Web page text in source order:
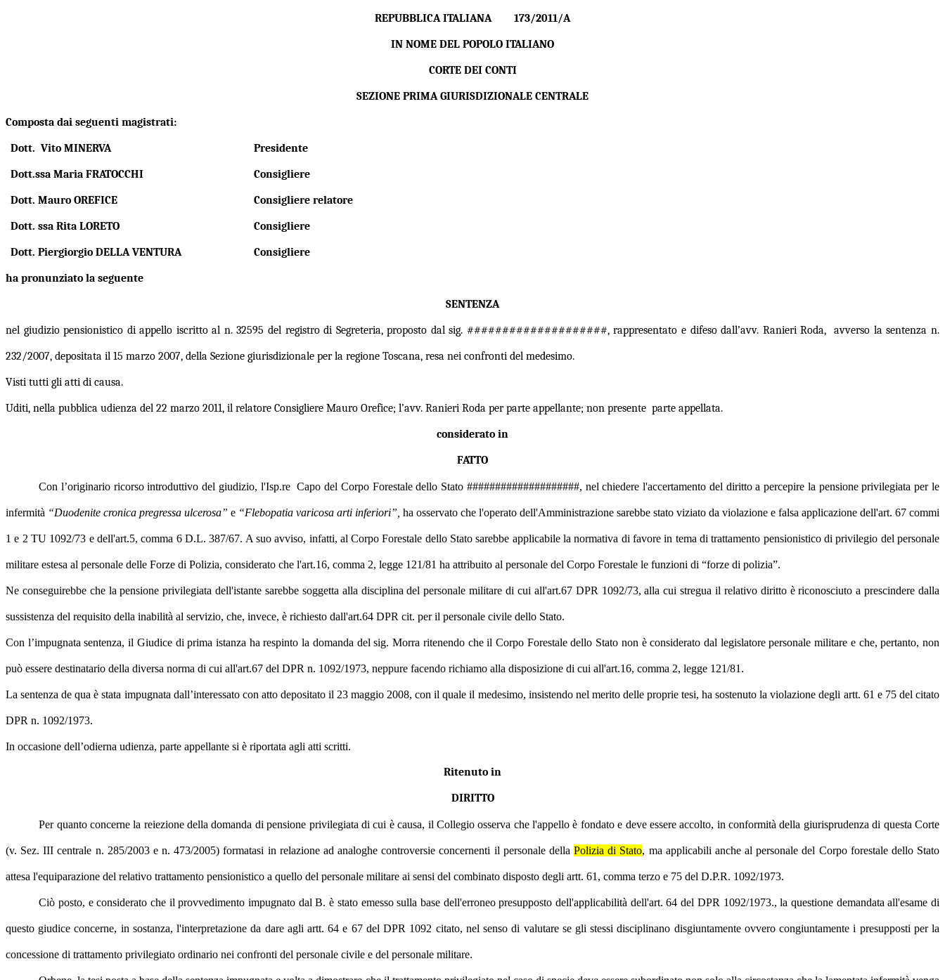
REPUBBLICA ITALIANA 173/2011/A
IN NOME DEL POPOLO ITALIANO
CORTE DEI CONTI
SEZIONE PRIMA GIURISDIZIONALE CENTRALE
Composta dai seguenti magistrati:
Dott. Vito MINERVA Presidente
Dott.ssa Maria FRATOCCHI Consigliere
Dott. Mauro OREFICE Consigliere relatore
Dott. ssa Rita LORETO Consigliere
Dott. Piergiorgio DELLA VENTURA Consigliere
ha pronunziato la seguente
SENTENZA
nel giudizio pensionistico di appello iscritto al n. 32595 del registro di Segreteria, proposto dal sig. ####################, rappresentato e difeso dall’avv. Ranieri Roda, avverso la sentenza n.
232/2007, depositata il 15 marzo 2007, della Sezione giurisdizionale per la regione Toscana, resa nei confronti del medesimo.
Visti tutti gli atti di causa.
Uditi, nella pubblica udienza del 22 marzo 2011, il relatore Consigliere Mauro Orefice; l’avv. Ranieri Roda per parte appellante; non presente parte appellata.
considerato in
FATTO
Con l’originario ricorso introduttivo del giudizio, l'Isp.re Capo del Corpo Forestale dello Stato ####################, nel chiedere l'accertamento del diritto a percepire la pensione privilegiata per le
infermità “Duodenite cronica pregressa ulcerosa” e “Flebopatia varicosa arti inferiori”, ha osservato che l'operato dell'Amministrazione sarebbe stato viziato da violazione e falsa applicazione dell'art. 67 commi
1 e 2 TU 1092/73 e dell'art.5, comma 6 D.L. 387/67. A suo avviso, infatti, al Corpo Forestale dello Stato sarebbe applicabile la normativa di favore in tema di trattamento pensionistico di privilegio del personale
militare estesa al personale delle Forze di Polizia, considerato che l'art.16, comma 2, legge 121/81 ha attribuito al personale del Corpo Forestale le funzioni di “forze di polizia”.
Ne conseguirebbe che la pensione privilegiata dell'istante sarebbe soggetta alla disciplina del personale militare di cui all'art.67 DPR 1092/73, alla cui stregua il relativo diritto è riconosciuto a prescindere dalla
sussistenza del requisito della inabilità al servizio, che, invece, è richiesto dall'art.64 DPR cit. per il personale civile dello Stato.
Con l’impugnata sentenza, il Giudice di prima istanza ha respinto la domanda del sig. Morra ritenendo che il Corpo Forestale dello Stato non è considerato dal legislatore personale militare e che, pertanto, non
può essere destinatario della diversa norma di cui all'art.67 del DPR n. 1092/1973, neppure facendo richiamo alla disposizione di cui all'art.16, comma 2, legge 121/81.
La sentenza de qua è stata impugnata dall’interessato con atto depositato il 23 maggio 2008, con il quale il medesimo, insistendo nel merito delle proprie tesi, ha sostenuto la violazione degli artt. 61 e 75 del citato
DPR n. 1092/1973.
In occasione dell’odierna udienza, parte appellante si è riportata agli atti scritti.
Ritenuto in
DIRITTO
Per quanto concerne la reiezione della domanda di pensione privilegiata di cui è causa, il Collegio osserva che l'appello è fondato e deve essere accolto, in conformità della giurisprudenza di questa Corte
(v. Sez. III centrale n. 285/2003 e n. 473/2005) formatasi in relazione ad analoghe controversie concernenti il personale dellaPolizia di Stato, ma applicabili anche al personale del Corpo forestale dello Stato
attesa l'equiparazione del relativo trattamento pensionistico a quello del personale militare ai sensi del combinato disposto degli artt. 61, comma terzo e 75 del D.P.R. 1092/1973.
Ciò posto, e considerato che il provvedimento impugnato dal B. è stato emesso sulla base dell'erroneo presupposto dell'applicabilità dell'art. 64 del DPR 1092/1973., la questione demandata all'esame di
questo giudice concerne, in sostanza, l'interpretazione da dare agli artt. 64 e 67 del DPR 1092 citato, nel senso di valutare se gli stessi disciplinano disgiuntamente ovvero congiuntamente i presupposti per la
concessione di trattamento privilegiato ordinario nei confronti del personale civile e del personale militare.